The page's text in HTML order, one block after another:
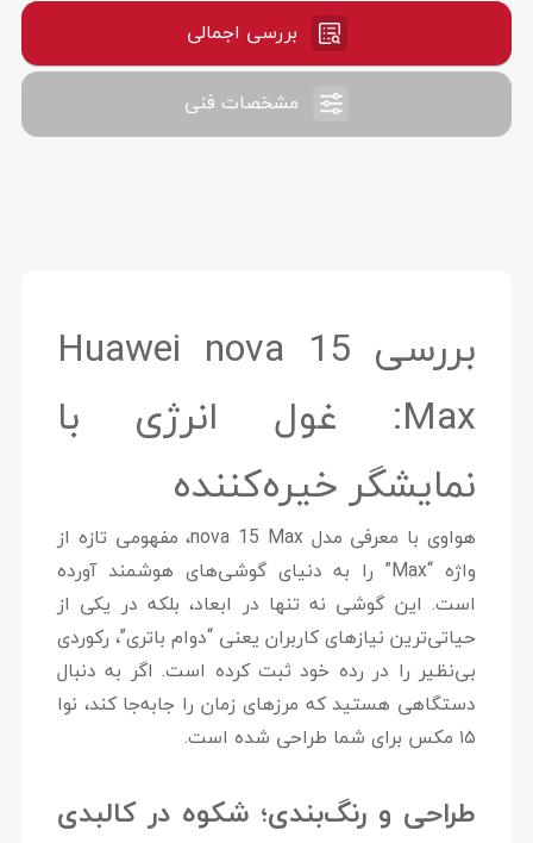
بررسی اجمالی
مشخصات فنی
بررسی Huawei nova 15
Max: غول انرژی با
نمایشگر خیره‌کننده
هواوی با معرفی مدل nova 15 Max، مفهومی تازه از
واژه “Max” را به دنیای گوشی‌های هوشمند آورده
است. این گوشی نه تنها در ابعاد، بلکه در یکی از
حیاتی‌ترین نیازهای کاربران یعنی “دوام باتری”، رکوردی
بی‌نظیر را در رده خود ثبت کرده است. اگر به دنبال
دستگاهی هستید که مرزهای زمان را جابه‌جا کند، نوا
۱۵ مکس برای شما طراحی شده است.
طراحی و رنگ‌بندی؛ شکوه در کالبدی